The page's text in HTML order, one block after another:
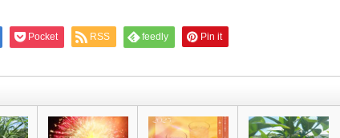
Pocket RSS feedly Pin it